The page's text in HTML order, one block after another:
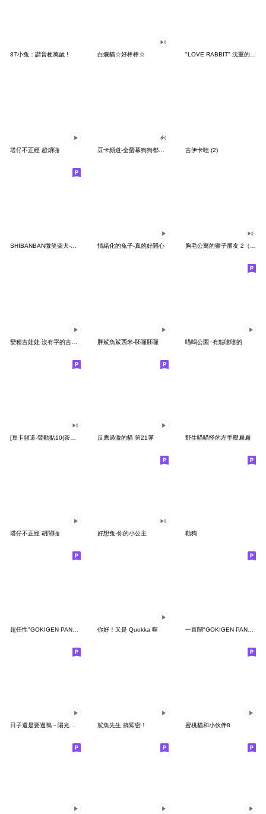
87小兔：諧音梗萬歲 ! 白爛貓☆好棒棒☆ "LOVE RABBIT" 沈重的愛 台灣版
塔仔不正經 超煩啪 吉伊卡哇 (2)
SHIBANBAN微笑柴犬-廢柴寶寶日常 情緒化的兔子-真的好開心 胸毛公寓的猴子朋友 2（有聲動態）
胖鯊魚鯊西米-胚囉胚囉 喵嗚公園−有點嗆嗆的
反應過激的貓 第21彈 野生喵喵怪的左手壓扁扁
塔仔不正經 胡鬧啪 好想兔-你的小公主 勒狗
你好！又是 Quokka 喔 一直鬧"GOKIGEN PANDA" 台灣版
鯊魚先生 搞鯊密！ 蜜桃貓和小伙伴8